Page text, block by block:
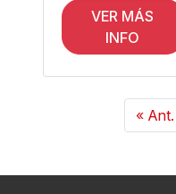
VER MÁS
INFO
« Ant.